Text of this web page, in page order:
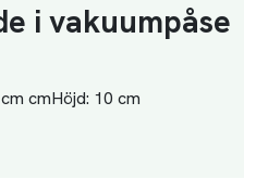
i vakuumpåse
cmHöjd: 10 cm